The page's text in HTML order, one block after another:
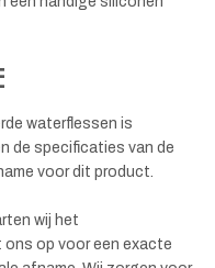
waterflessen is
de specificaties van de
voor dit product.
wij het
op voor een exacte